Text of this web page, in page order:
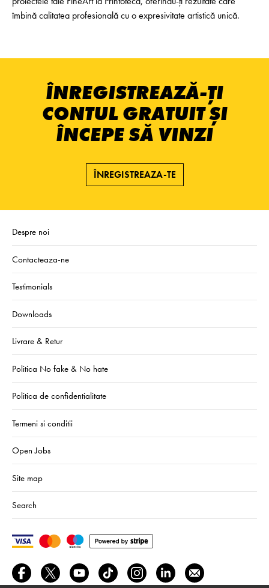
îmbină calitatea profesională cu o expresivitate artistică unică.
ÎNREGISTREAZĂ-ȚI
CONTUL GRATUIT ȘI
ÎNCEPE SĂ VINZI
ÎNREGISTREAZA-TE
Despre noi
Contacteaza-ne
Testimonials
Downloads
Livrare & Retur
Politica No fake & No hate
Politica de confidentialitate
Termeni si conditii
Open Jobs
Site map
Search